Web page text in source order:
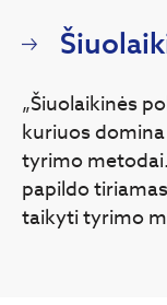
„Šiuolaikinės
kuriuos
tyrimo
papildo
taikyti tyrimo